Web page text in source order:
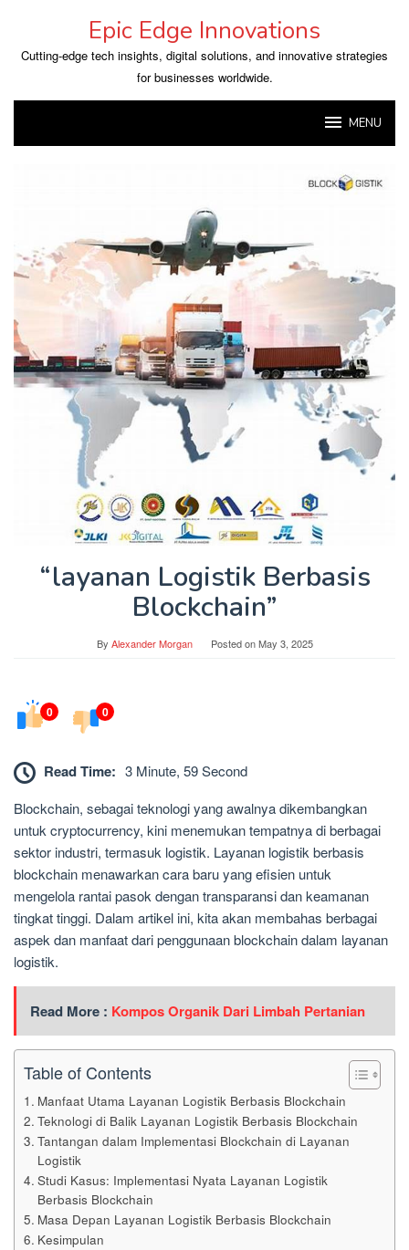
content
Epic Edge Innovations
Cutting-edge tech insights, digital solutions, and innovative strategies
for businesses worldwide.
MENU
“layanan Logistik Berbasis
Blockchain”
By Alexander Morgan Posted onMay 3, 2025
0 0
Read Time: 3 Minute, 59 Second
Blockchain, sebagai teknologi yang awalnya dikembangkan
untuk cryptocurrency, kini menemukan tempatnya di berbagai
sektor industri, termasuk logistik. Layanan logistik berbasis
blockchain menawarkan cara baru yang efisien untuk
mengelola rantai pasok dengan transparansi dan keamanan
tingkat tinggi. Dalam artikel ini, kita akan membahas berbagai
aspek dan manfaat dari penggunaan blockchain dalam layanan
logistik.
Read More : Kompos Organik Dari Limbah Pertanian
Table of Contents
Manfaat Utama Layanan Logistik Berbasis Blockchain
Teknologi di Balik Layanan Logistik Berbasis Blockchain
Tantangan dalam Implementasi Blockchain di Layanan
Logistik
Studi Kasus: Implementasi Nyata Layanan Logistik
Berbasis Blockchain
Masa Depan Layanan Logistik Berbasis Blockchain
Kesimpulan